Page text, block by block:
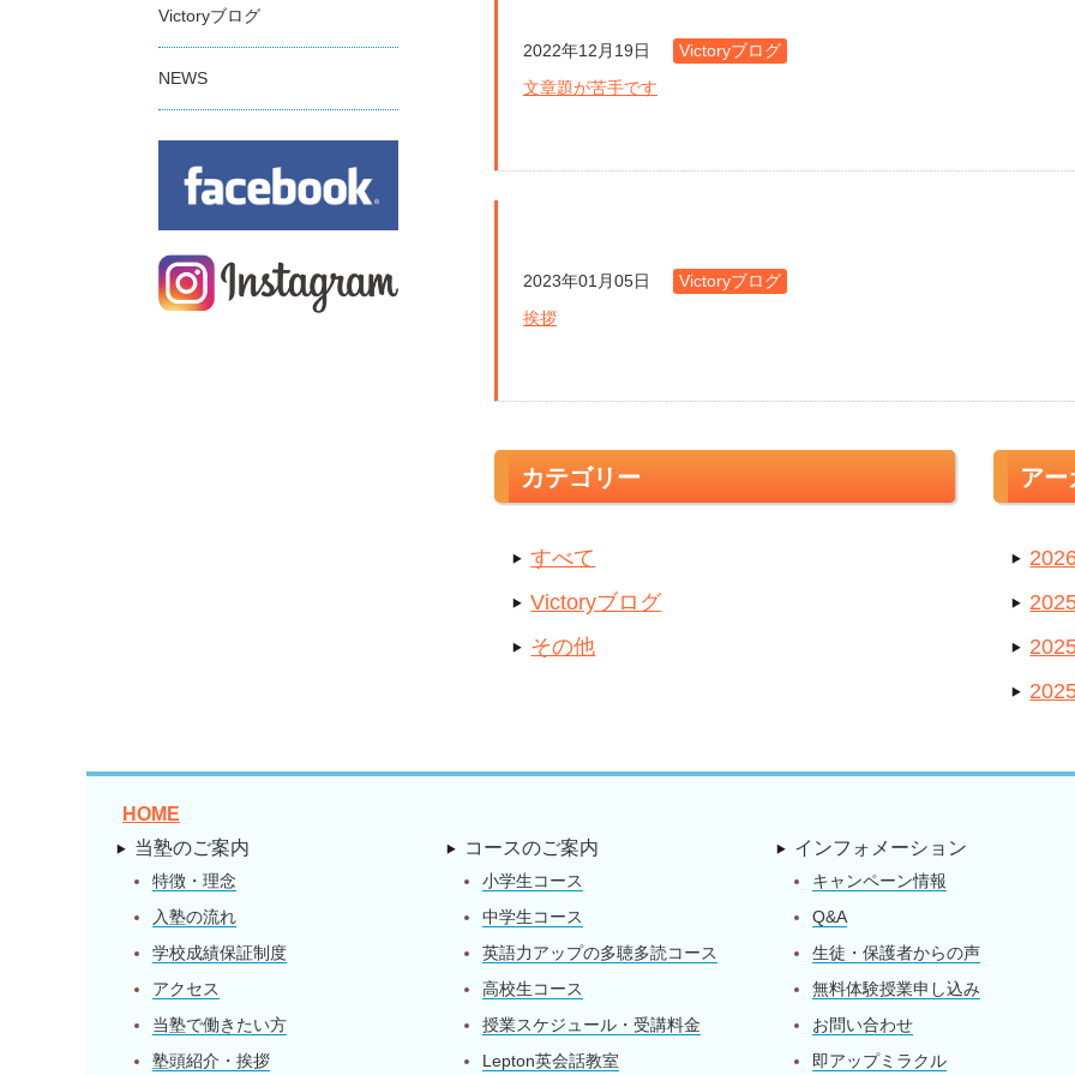
2022年12月19日
Victoryブログ
文章題が苦手です
2023年01月05日
Victoryブログ
挨拶
カテゴリー
すべて
Victoryブログ
その他
ア
Victoryブログ
NEWS
HOME
当塾のご案内
特徴・理念
入塾の流れ
学校成績保証制度
アクセス
当塾で働きたい方
塾頭紹介・挨拶
コースのご案内
小学生コース
中学生コース
英語力アップの多聴多読コース
高校生コース
授業スケジュール・受講料金
Lepton英会話教室
インフォメーション
キャンペーン情報
Q&A
生徒・保護者からの声
無料体験授業申し込み
お問い合わせ
即アップミラクル